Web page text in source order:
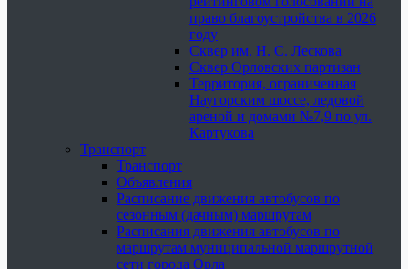
право благоустройства в 2026
году
Сквер им. Н. С. Лескова
Сквер Орловских партизан
Территория, ограниченная
Наугорским шоссе, ледовой
ареной и домами №7,9 по ул.
Картукова
Транспорт
Транспорт
Объявления
Расписание движения автобусов по
сезонным (дачным) маршрутам
Расписания движения автобусов по
маршрутам муниципальной маршрутной
сети города Орла